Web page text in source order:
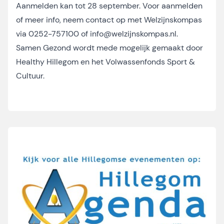
Aanmelden kan tot 28 september. Voor aanmelden
of meer info, neem contact op met Welzijnskompas
via 0252-757100 of info@welzijnskompas.nl.
Samen Gezond wordt mede mogelijk gemaakt door
Healthy Hillegom en het Volwassenfonds Sport &
Cultuur.